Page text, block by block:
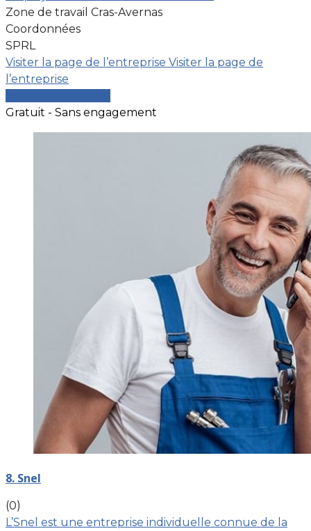
Zone de travail Cras-Avernas
Coordonnées
SPRL
Visiter la page de l’entreprise Visiter la page de
l’entreprise
Gratuit - Sans engagement
8. Snel
(0)
L’Snel est une entreprise individuelle connue de la